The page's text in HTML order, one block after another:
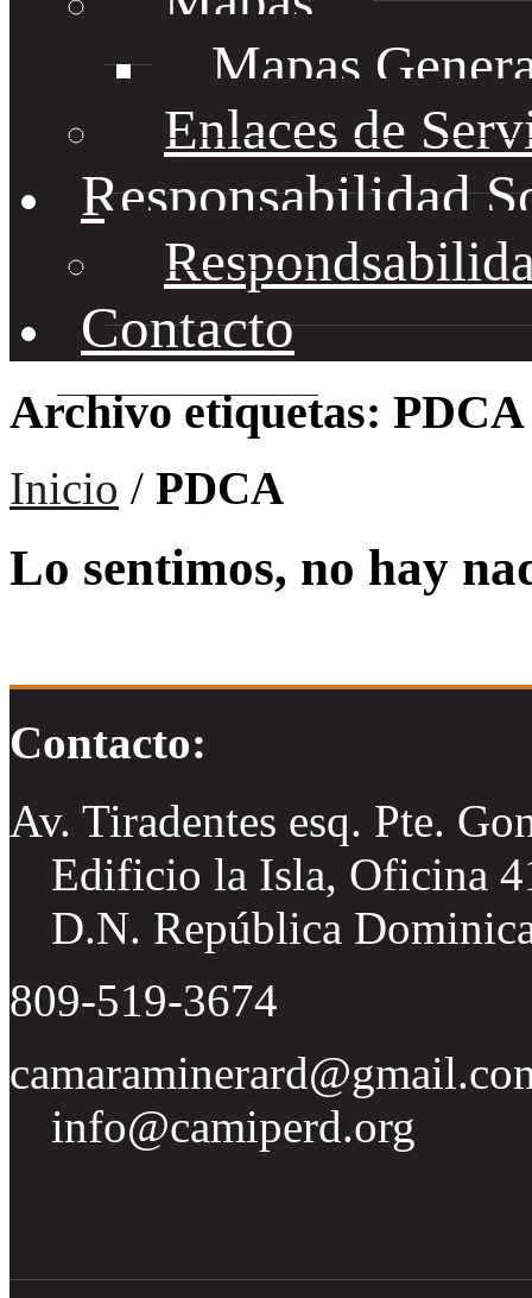
Mapas
Enlaces de
Responsabilidad
Contacto
Archivo etiquetas: PDCA
Inicio / PDCA
Lo sentimos, no hay
Contacto:
Av. Tiradentes esq. Pte.
Edificio la Isla, Oficina
D.N. República
809-519-3674
info@camiperd.org